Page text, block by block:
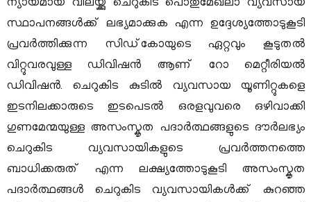
m
a
l
l
u
a
g
ന്യായമായ വിലയ്ക്കു ചെറുകിട പൊതുമേഖലാ വ്യവസായ
സ്ഥാപനങ്ങൾക്ക് ലഭ്യമാക്കുക എന്ന ഉദ്ദേശ്യത്തോടുകൂടി
പ്രവർത്തിക്കുന്ന സിഡ്‌കോയുടെ ഏറ്റവും കൂടുതൽ
വിറ്റുവരവുള്ള ഡിവിഷൻ ആണ് റോ മെറ്റീരിയൽ
ഡിവിഷൻ. ചെറുകിട കുടിൽ വ്യവസായ യൂണിറ്റുകളെ
ഇടനിലക്കാരുടെ ഇടപെടൽ ഒരളവുവരെ ഒഴിവാക്കി
ഗുണമേന്മയുള്ള അസംസ്കൃത പദാർത്ഥങ്ങളുടെ ദൗർലഭ്യം
ചെറുകിട വ്യവസായികളുടെ പ്രവർത്തനത്തെ
ബാധിക്കരുത് എന്ന ലക്ഷ്യത്തോടുകൂടി അസംസ്കൃത
പദാർത്ഥങ്ങൾ ചെറുകിട വ്യവസായികൾക്ക് കുറഞ്ഞ